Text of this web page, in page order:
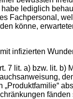
lediglich
Fachpersonal,
könne,
infizierten
7 lit. a) bzw. lit.